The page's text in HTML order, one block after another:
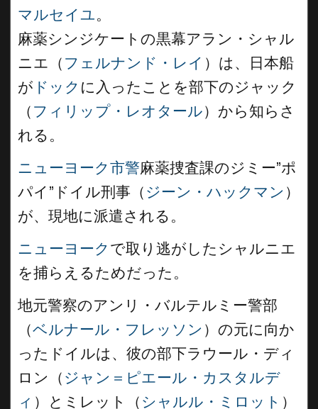
マルセイユ。
麻薬シンジケートの黒幕アラン・シャル
ニエ（ フェルナンド・レイ ）は、日本船
が ドック に入ったことを部下のジャック
（ フィリップ・レオタール）から知らさ
れる。
ニューヨーク市警麻薬捜査課のジミー”ポ
パイ”ドイル刑事（ ジーン・ハックマン ）
が、現地に派遣される。
ニューヨーク で取り逃がしたシャルニエ
を捕らえるためだった。
地元警察のアンリ・バルテルミー警部
（ベルナール・フレッソン ）の元に向か
ったドイルは、彼の部下ラウール・ディ
ロン（ ジャン＝ピエール・カスタルデ
ィ ）とミレット（ シャルル・ミロット ）